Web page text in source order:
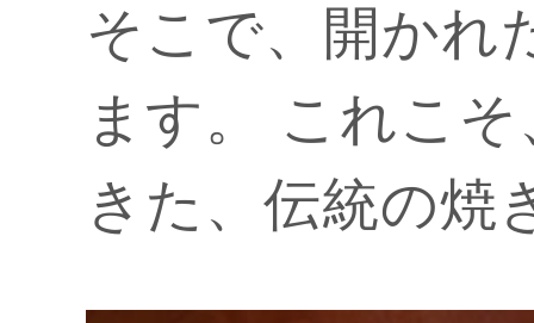
そこで、開かれ
ます。 これこ
きた、伝統の焼